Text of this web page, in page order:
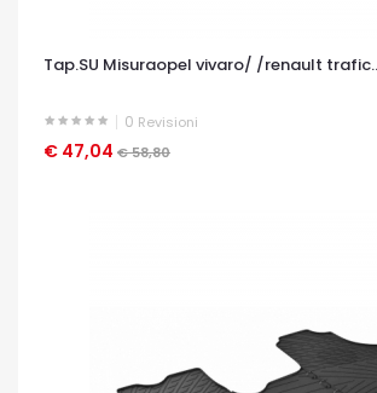
Tap.SU Misuraopel vivaro/ /renault
0 Revisioni
€ 47,04 € 58,80
OCCHIATA VELOCE